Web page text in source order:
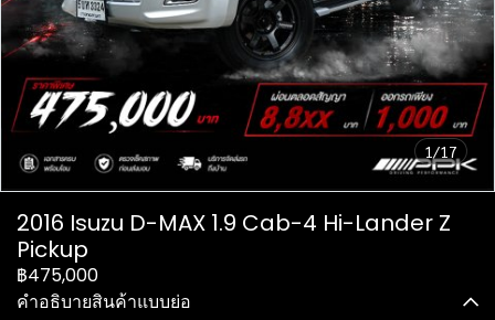
1/17
2016 Isuzu D-MAX 1.9 Cab-4 Hi-Lander Z
Pickup
฿475,000
คำอธิบายสินค้าแบบย่อ